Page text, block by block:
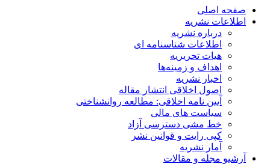
صفحه اصلی
اطلاعات نشریه
درباره نشریه
اطلاعات شناسنامه ای
هیات تحریریه
اهداف و زمینه‌ها
اخبار نشریه
اصول اخلاقی انتشار مقاله
آیین نامه اخلاقی: مطالعه روانشناختی
سیاست های مالی
خط مشی دسترسی آزاد
کپی رایت و قوانین نشر
آمار نشریه
آرشیو مجله و مقالات